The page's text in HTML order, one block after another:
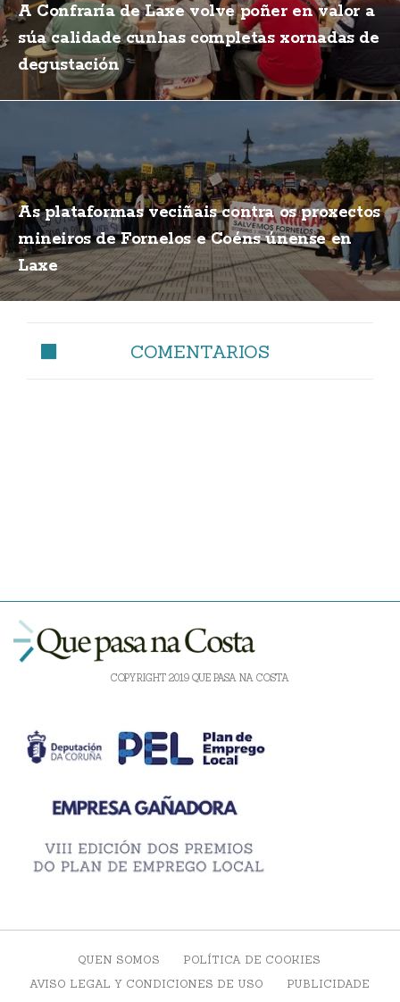
A Confraría de Laxe volve poñer en valor a
súa calidade cunhas completas xornadas de
degustación
As plataformas veciñais contra os proxectos
mineiros de Fornelos e Coéns únense en
Laxe
COMENTARIOS
COPYRIGHT 2019 QUE PASA NA COSTA
QUEN SOMOS
POLÍTICA DE COOKIES
AVISO LEGAL Y CONDICIONES DE USO
PUBLICIDADE